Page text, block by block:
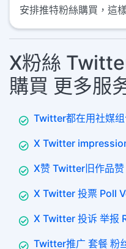
安排推特粉絲購買，這
X粉絲
購買 更多服
Twitter都在用社媒
X Twitter
X赞 Twitter旧作品赞
X Twitter 投票 Poll
X Twitter 投诉 举报
Twitter推广 套餐 粉